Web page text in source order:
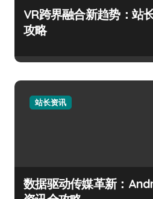
VR跨界融合新趋势：站
攻略
站长资讯
数据驱动传媒革新：